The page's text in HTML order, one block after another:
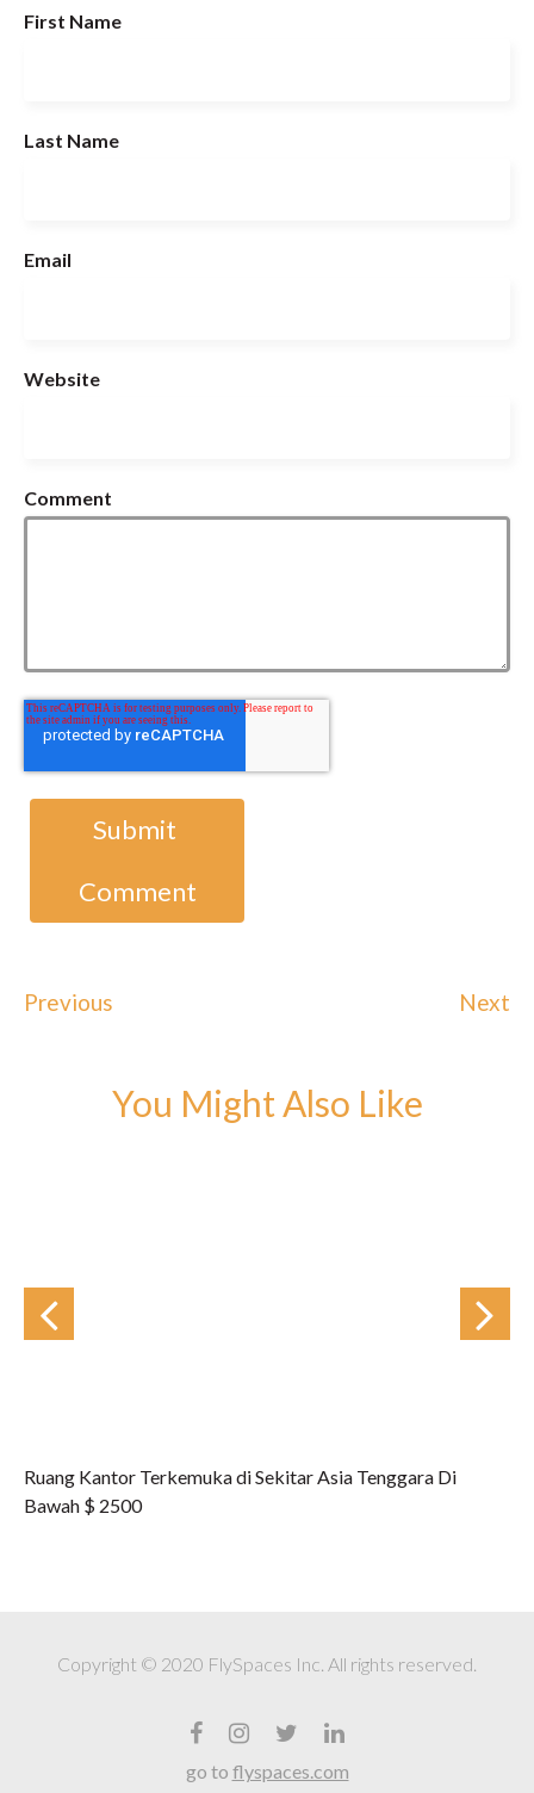
First Name
Last Name
Email
Website
Comment
Previous Next
You Might Also Like
Ruang Kantor Terkemuka di Sekitar Asia Tenggara Di
Bawah $ 2500
Copyright © 2020 FlySpaces Inc. All rights reserved.
go to flyspaces.com